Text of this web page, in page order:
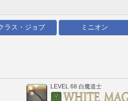
ラス・ジョブ ミニオン
LEVEL 68 白魔道士